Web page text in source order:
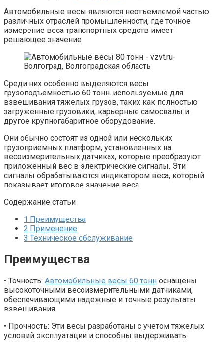
Автомобильные весы являются неотъемлемой частью
различных отраслей промышленности, где точное
измерение веса транспортных средств имеет
решающее значение.
Среди них особенно выделяются весы
грузоподъемностью 60 тонн, используемые для
взвешивания тяжелых грузов, таких как полностью
загруженные грузовики, карьерные самосвалы и
другое крупногабаритное оборудование.
Они обычно состоят из одной или нескольких
грузоприемных платформ, установленных на
весоизмерительных датчиках, которые преобразуют
приложенный вес в электрические сигналы. Эти
сигналы обрабатываются индикатором веса, который
показывает итоговое значение веса.
Содержание статьи
1 Преимущества
2 Применение
3 Техническое обслуживание
Преимущества
• Точность: Автомобильные весы 60 тонн оснащены
высокоточными весоизмерительными датчиками,
обеспечивающими надежные и точные результаты
взвешивания.
• Прочность: Эти весы разработаны с учетом тяжелых
условий эксплуатации и способны выдерживать